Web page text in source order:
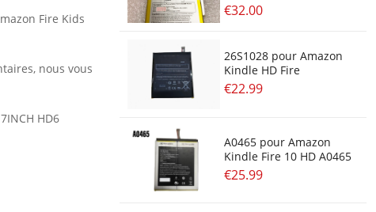
Fire Kids
nous vous
HD6
€32.00
26S1028 pour Amazon
Kindle HD Fire
€22.99
A0465 pour Amazon
Kindle Fire 10 HD A0465
€25.99